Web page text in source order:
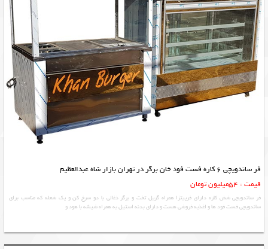
فر ساندویچی 6 کاره فست فود خان برگر در تهران بازار شاه عبدالعظیم
قیمت : 54میلیون تومان
فر ساندویچی شش کاره دارای فرپیتزا همراه گریل تخت و برگر ذغالی با دو سرخ کن و یک شعله که مناسب برای
ساندویچی فست فود ها و اغذیه فروشی هست و دارای بدنه استیل به همراه شیشه با هود و